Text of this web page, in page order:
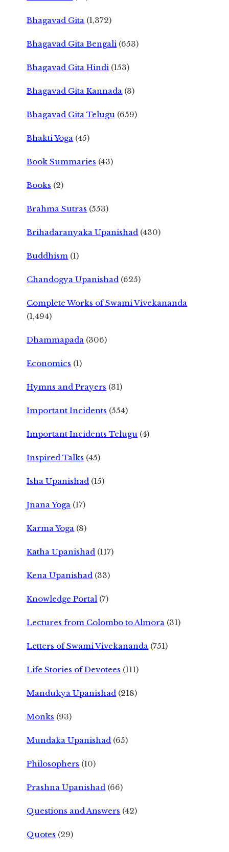
Bhagavad Gita (1,372)
Bhagavad Gita Bengali (653)
Bhagavad Gita Hindi (153)
Bhagavad Gita Kannada (3)
Bhagavad Gita Telugu (659)
Bhakti Yoga (45)
Book Summaries (43)
Books (2)
Brahma Sutras (553)
Brihadaranyaka Upanishad (430)
Buddhism (1)
Chandogya Upanishad (625)
Complete Works of Swami Vivekananda
(1,494)
Dhammapada (306)
Economics (1)
Hymns and Prayers (31)
Important Incidents (554)
Important Incidents Telugu (4)
Inspired Talks (45)
Isha Upanishad (15)
Jnana Yoga (17)
Karma Yoga (8)
Katha Upanishad (117)
Kena Upanishad (33)
Knowledge Portal (7)
Lectures from Colombo to Almora (31)
Letters of Swami Vivekananda (751)
Life Stories of Devotees (111)
Mandukya Upanishad (218)
Monks (93)
Mundaka Upanishad (65)
Philosophers (10)
Prashna Upanishad (66)
Questions and Answers (42)
Quotes (29)